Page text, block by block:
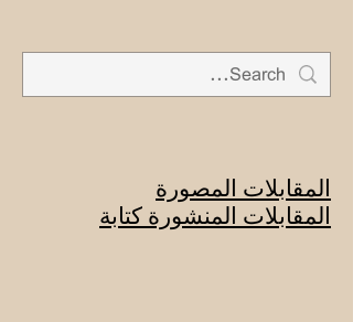
المقابلات المصورة
المقابلات المنشورة كتابة